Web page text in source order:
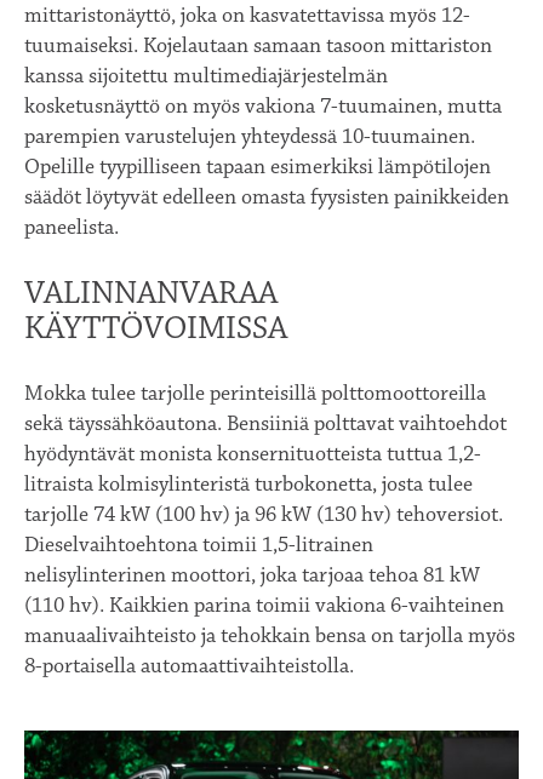
mittaristonäyttö, joka on kasvatettavissa myös 12-
tuumaiseksi. Kojelautaan samaan tasoon mittariston
kanssa sijoitettu multimediajärjestelmän
kosketusnäyttö on myös vakiona 7-tuumainen, mutta
parempien varustelujen yhteydessä 10-tuumainen.
Opelille tyypilliseen tapaan esimerkiksi lämpötilojen
säädöt löytyvät edelleen omasta fyysisten painikkeiden
paneelista.
VALINNANVARAA
KÄYTTÖVOIMISSA
Mokka tulee tarjolle perinteisillä polttomoottoreilla
sekä täyssähköautona. Bensiiniä polttavat vaihtoehdot
hyödyntävät monista konsernituotteista tuttua 1,2-
litraista kolmisylinteristä turbokonetta, josta tulee
tarjolle 74 kW (100 hv) ja 96 kW (130 hv) tehoversiot.
Dieselvaihtoehtona toimii 1,5-litrainen
nelisylinterinen moottori, joka tarjoaa tehoa 81 kW
(110 hv). Kaikkien parina toimii vakiona 6-vaihteinen
manuaalivaihteisto ja tehokkain bensa on tarjolla myös
8-portaisella automaattivaihteistolla.